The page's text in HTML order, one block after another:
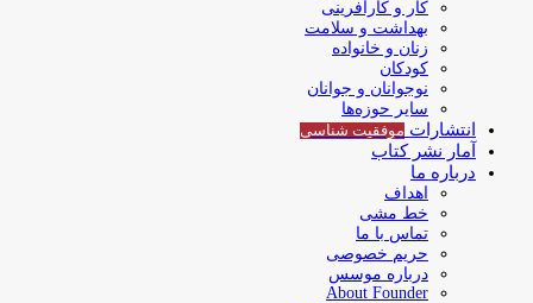
کار و کارآفرینی
بهداشت و سلامت
زنان و خانواده
کودکان
نوجوانان و جوانان
سایر حوزه‌ها
انتشارات موفقیت‌ شناسی
آمار نشر کتاب
درباره ما
اهداف
خط مشی
تماس با ما
حریم خصوصی
درباره موسس
About Founder